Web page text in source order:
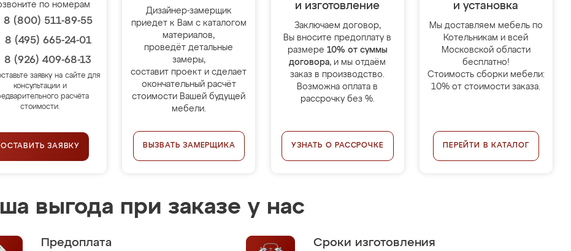
по номерам
8 (800) 511-89-55
8 (495) 665-24-01
8 (926) 409-68-13
заявку на сайте для
консультации и
расчёта
стоимости.
ОСТАВИТЬ ЗАЯВКУ
Дизайнер-замерщик
приедет к Вам с каталогом
материалов,
проведёт детальные
замеры,
составит проект и сделает
окончательный расчёт
стоимости Вашей будущей
мебели.
ВЫЗВАТЬ ЗАМЕРЩИКА
и изготовление
Заключаем договор,
Вы вносите предоплату в
размере 10% от суммы
договора, и мы отдаём
заказ в производство.
Возможна оплата в
рассрочку без %.
УЗНАТЬ О РАССРОЧКЕ
и установка
Мы доставляем мебель по
Котельникам и всей
Московской области
бесплатно!
Стоимость сборки мебели:
10% от стоимости заказа.
ПЕРЕЙТИ В КАТАЛОГ
выгода при заказе у нас
Предоплата
Сроки изготовления